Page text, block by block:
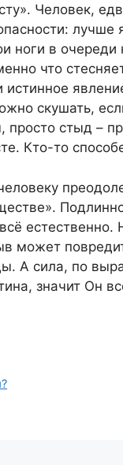
Человек,
лучше
ноги в
что
истинное
скушать,
стыд –
Кто-то
естественно.
может
А сила, по
значит Он